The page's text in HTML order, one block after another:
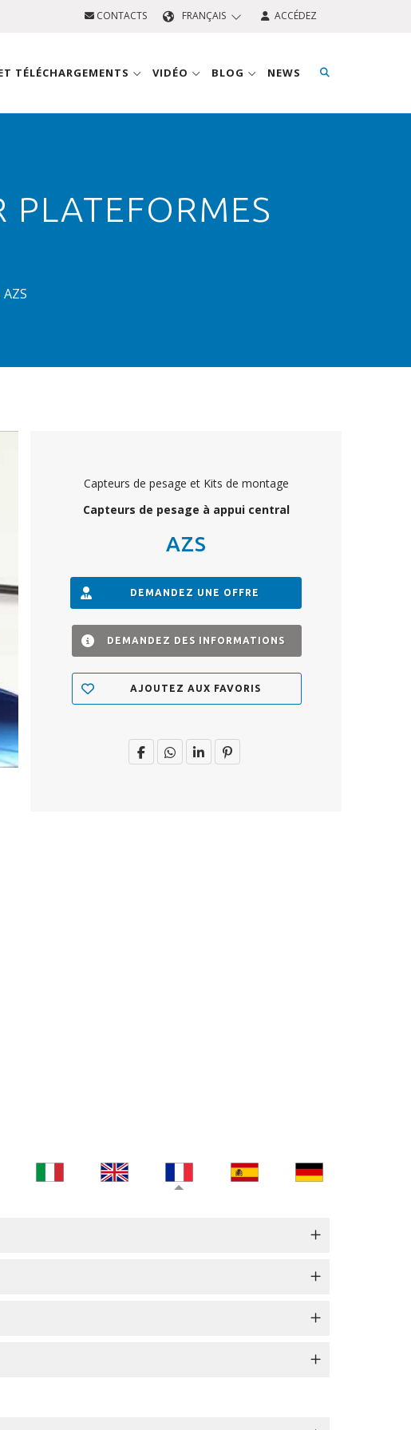
CONTACTS FRANÇAIS ACCÉDEZ
TÉLÉCHARGEMENTS VIDÉO BLOG NEWS
PLATEFORMES
AZS
Capteurs de pesage et Kits de montage
Capteurs de pesage à appui central
AZS
DEMANDEZ UNE OFFRE
DEMANDEZ DES INFORMATIONS
AJOUTEZ AUX FAVORIS